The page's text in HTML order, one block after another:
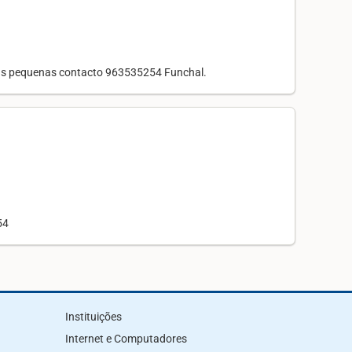
pequenas contacto 963535254 Funchal.
Instituições
Internet e Computadores